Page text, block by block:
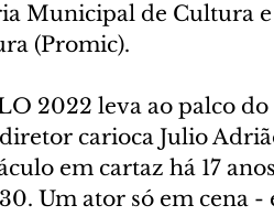
Municipal de Cultura
(Promic).
2022 leva ao palco
carioca Julio
em cartaz há 17
Um ator só em cena -